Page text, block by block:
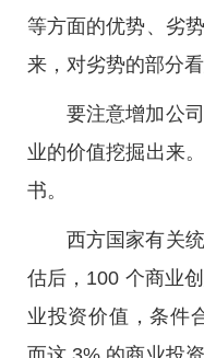
等方面的优势、劣
来，对劣势的部分
要注意增加公
业的价值挖掘出来
书。
西方国家有关
估后，100 个商业
业投资价值，条件